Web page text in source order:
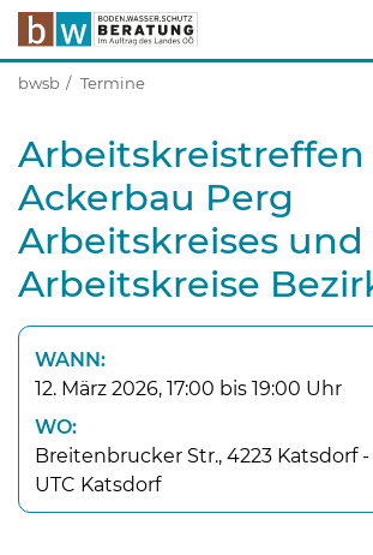
bwsb Termine
Arbeitskreistreffen
Ackerbau Perg
Arbeitskreises und
Arbeitskreise
WANN:
12. März 2026, 17:00 bis 19:00 Uhr
WO:
Breitenbrucker Str., 4223 Katsdorf
UTC Katsdorf